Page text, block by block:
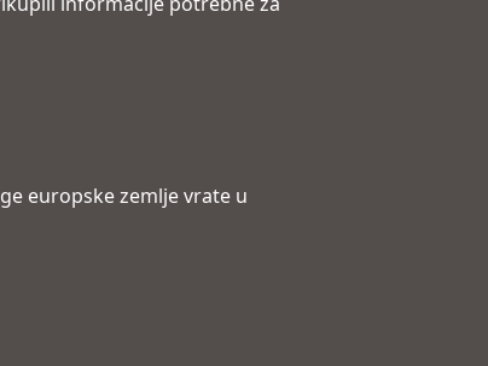
europske zemlje vrate u